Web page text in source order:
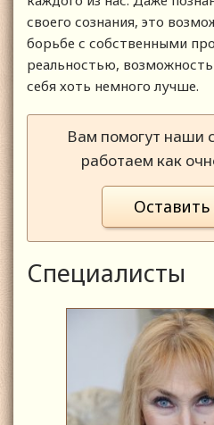
своего сознания, это
борьбе с собственными
реальностью,
себя хоть немного лучше.
Вам помогут наши
работаем как
Оставить
Специалисты